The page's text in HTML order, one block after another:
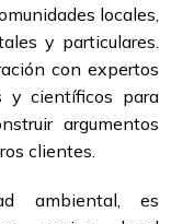
locales,
y particulares.
con expertos
y científicos para
argumentos
clientes.
ambiental, es